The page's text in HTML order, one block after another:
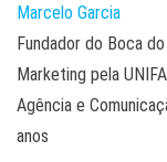
Marcelo Garcia
Fundador do Boca
Marketing pela
Agência e
anos